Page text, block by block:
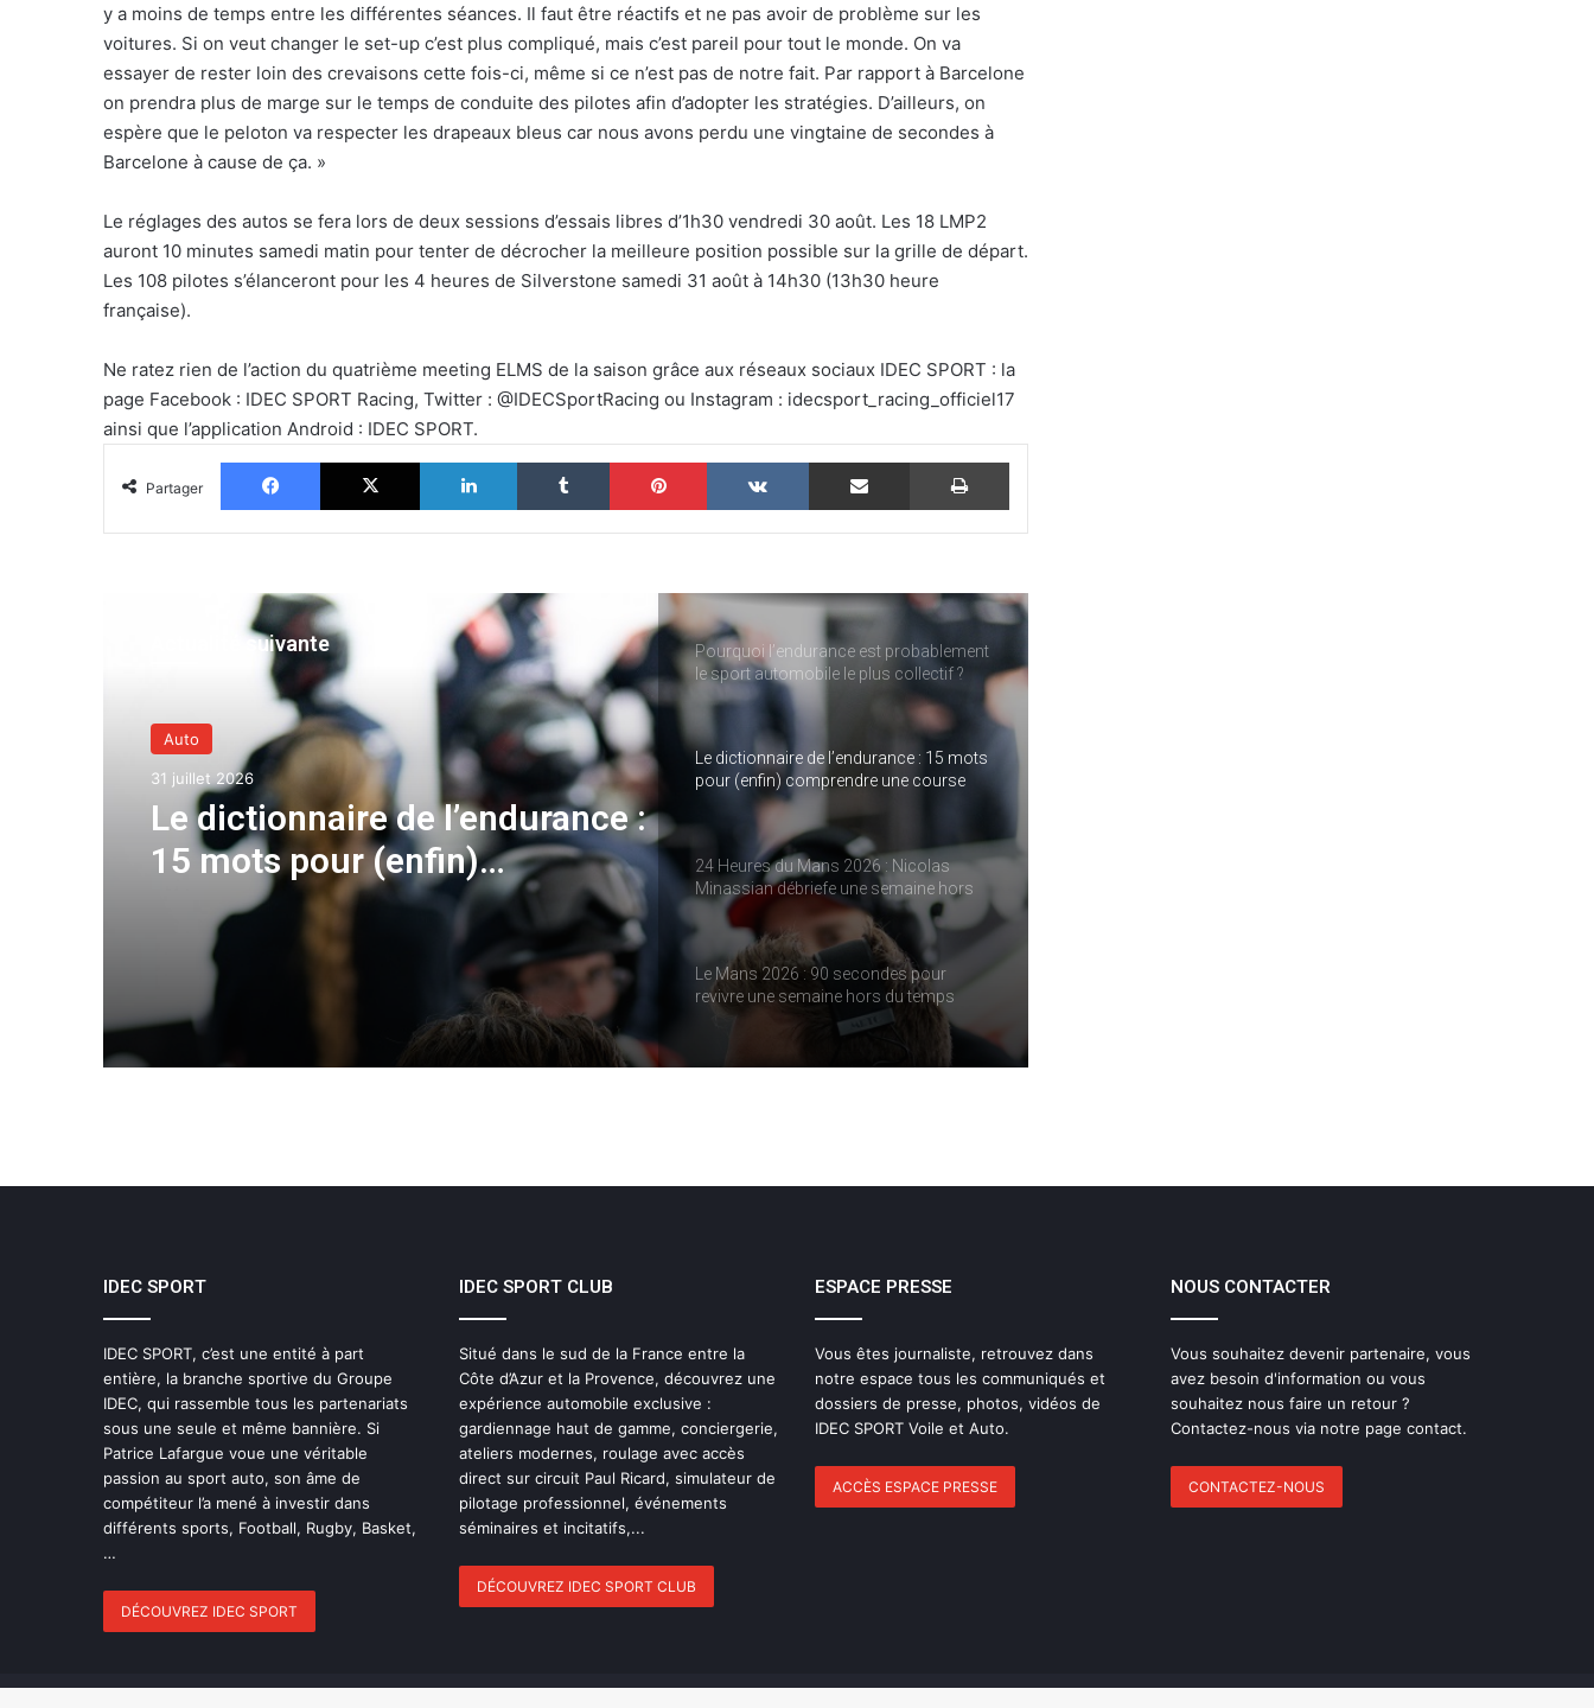
y a moins de temps entre les différentes séances. Il faut être réactifs et ne pas avoir de problème sur les
voitures. Si on veut changer le set-up c’est plus compliqué, mais c’est pareil pour tout le monde. On va
essayer de rester loin des crevaisons cette fois-ci, même si ce n’est pas de notre fait. Par rapport à Barcelone
on prendra plus de marge sur le temps de conduite des pilotes afin d’adopter les stratégies. D’ailleurs, on
espère que le peloton va respecter les drapeaux bleus car nous avons perdu une vingtaine de secondes à
Barcelone à cause de ça. »
Le réglages des autos se fera lors de deux sessions d’essais libres d’1h30 vendredi 30 août. Les 18 LMP2
auront 10 minutes samedi matin pour tenter de décrocher la meilleure position possible sur la grille de départ.
Les 108 pilotes s’élanceront pour les 4 heures de Silverstone samedi 31 août à 14h30 (13h30 heure
française).
Ne ratez rien de l’action du quatrième meeting ELMS de la saison grâce aux réseaux sociaux IDEC SPORT : la
page Facebook : IDEC SPORT Racing, Twitter : @IDECSportRacing ou Instagram : idecsport_racing_officiel17
ainsi que l’application Android : IDEC SPORT.
Partager
Facebook X Linkedin Tumblr Pinterest VKontakte Partager par email Imprimer
Actualité suivante
Auto
31 juillet 2026
Le dictionnaire de l’endurance :
15 mots pour (enfin)
comprendre une course
d’European Le Mans Series
Le dictionnaire de l’endurance : 15 mots
pour (enfin) comprendre une course
24 Heures du Mans 2026 : Nicolas
Minassian débriefe une semaine hors
norme
passion, inspirer une vocation
Pourquoi l’endurance est probablement
le sport automobile le plus collectif ?
Le dictionnaire de l’endurance : 15 mots
pour (enfin) comprendre une course
d’European Le Mans Series
24 Heures du Mans 2026 : Nicolas
Minassian débriefe une semaine hors
norme
Le Mans 2026 : 90 secondes pour
revivre une semaine hors du temps
ELMS : une quatrième place pour IDEC
Pourquoi l’endurance est probablement
le sport automobile le plus collectif ?
Le dictionnaire de l’endurance : 15 mots
pour (enfin) comprendre une course
d’European Le Mans Series
24 Heures du Mans 2026 : Nicolas
IDEC SPORT
IDEC SPORT, c’est une entité à part
entière, la branche sportive du Groupe
IDEC, qui rassemble tous les partenariats
sous une seule et même bannière. Si
Patrice Lafargue voue une véritable
passion au sport auto, son âme de
compétiteur l’a mené à investir dans
différents sports, Football, Rugby, Basket,
…
DÉCOUVREZ IDEC SPORT
IDEC SPORT CLUB
Situé dans le sud de la France entre la
Côte d’Azur et la Provence, découvrez une
expérience automobile exclusive :
gardiennage haut de gamme, conciergerie,
ateliers modernes, roulage avec accès
direct sur circuit Paul Ricard, simulateur de
pilotage professionnel, événements
séminaires et incitatifs,...
DÉCOUVREZ IDEC SPORT CLUB
ESPACE PRESSE
Vous êtes journaliste, retrouvez dans
notre espace tous les communiqués et
dossiers de presse, photos, vidéos de
IDEC SPORT Voile et Auto.
ACCÈS ESPACE PRESSE
NOUS CONTACTER
Vous souhaitez devenir partenaire, vous
avez besoin d'information ou vous
souhaitez nous faire un retour ?
Contactez-nous via notre page contact.
CONTACTEZ-NOUS